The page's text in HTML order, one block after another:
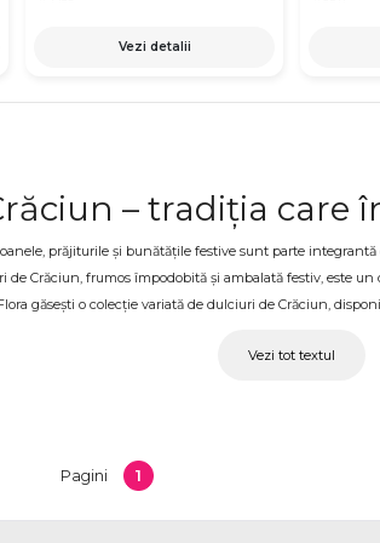
Vezi detalii
– tradiția care
prăjiturile și bunătățile festive sunt parte
de Crăciun, frumos împodobită și ambalată festiv, este
găsești o colecție variată de dulciuri de Crăciun,
ANENII NOI
de Crăciun
Vezi tot textul
Pagini 1